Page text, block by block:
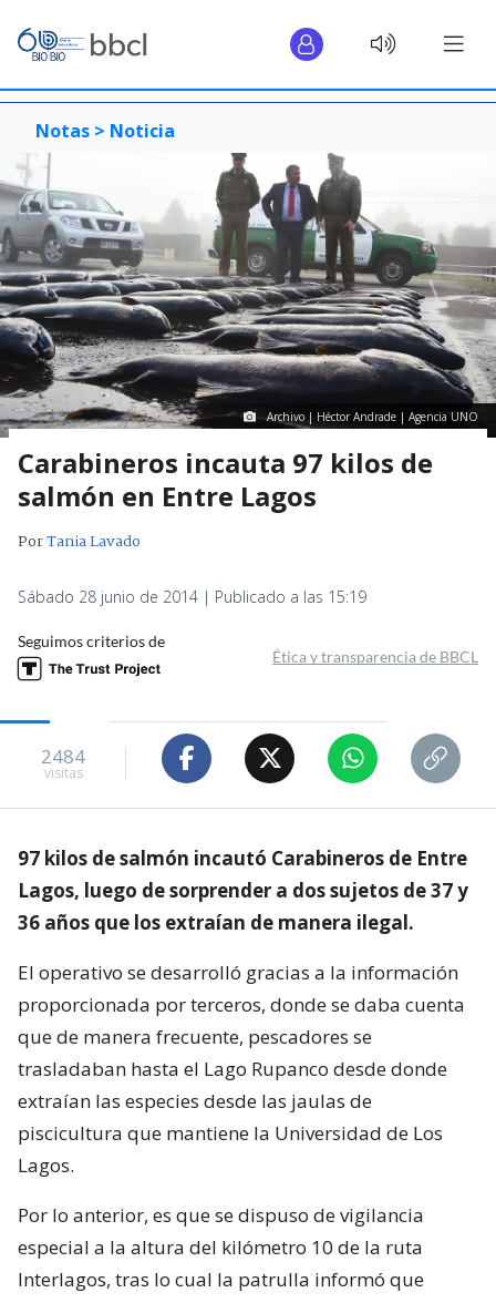
Notas > Noticia
Archivo | Héctor Andrade | Agencia UNO
Carabineros incauta 97 kilos de
salmón en Entre Lagos
PorTania Lavado
Sábado 28 junio de 2014 | Publicado a las 15:19
Seguimos criterios de
Ética y transparencia de BBCL
2484
visitas
97 kilos de salmón incautó Carabineros de Entre
Lagos, luego de sorprender a dos sujetos de 37 y
36 años que los extraían de manera ilegal.
El operativo se desarrolló gracias a la información
proporcionada por terceros, donde se daba cuenta
que de manera frecuente, pescadores se
trasladaban hasta el Lago Rupanco desde donde
extraían las especies desde las jaulas de
piscicultura que mantiene la Universidad de Los
Lagos.
Por lo anterior, es que se dispuso de vigilancia
especial a la altura del kilómetro 10 de la ruta
Interlagos, tras lo cual la patrulla informó que